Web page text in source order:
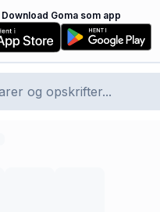
Download Goma som app